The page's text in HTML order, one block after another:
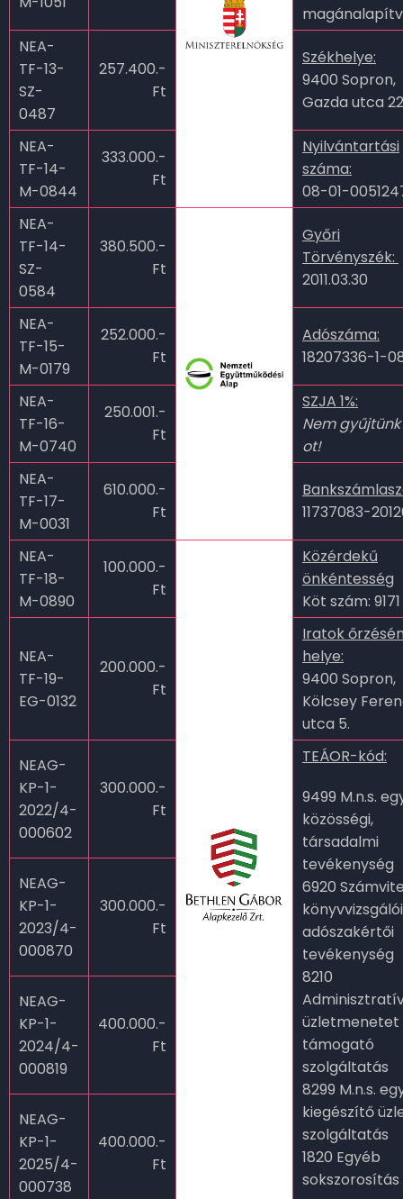
NEA-
TF-13-
SZ-
0487
257.400.-
Ft
Székhelye:
9400 Sopron,
Gazda utca
NEA-
TF-14-
M-0844
333.000.-
Ft
Nyilvántartási
száma:
08-01-
NEA-
TF-14-
SZ-
0584
380.500.-
Ft
Győri
Törvényszék:
2011.03.30
NEA-
TF-15-
M-0179
252.000.-
Ft
Adószáma:
18207336-1-
NEA-
TF-16-
M-0740
250.001.-
Ft
SZJA 1%:
Nem gyűjtünk
ot!
NEA-
TF-17-
M-0031
610.000.-
Ft
11737083-
NEA-
TF-18-
M-0890
100.000.-
Ft
Közérdekű
önkéntesség
Köt szám: 9171
NEA-
TF-19-
EG-0132
200.000.-
Ft
Iratok
helye:
9400 Sopron,
Kölcsey
utca 5.
NEAG-
KP-1-
2022/4-
000602
300.000.-
Ft
TEÁOR-kód:
9499 M.n.s.
közösségi,
társadalmi
tevékenység
6920
adószakértői
tevékenység
8210
üzletmenetet
támogató
szolgáltatás
8299 M.n.s.
kiegészítő
szolgáltatás
1820 Egyéb
sokszorosítás
NEAG-
KP-1-
2023/4-
000870
300.000.-
Ft
NEAG-
KP-1-
2024/4-
000819
400.000.-
Ft
NEAG-
KP-1-
2025/4-
000738
400.000.-
Ft